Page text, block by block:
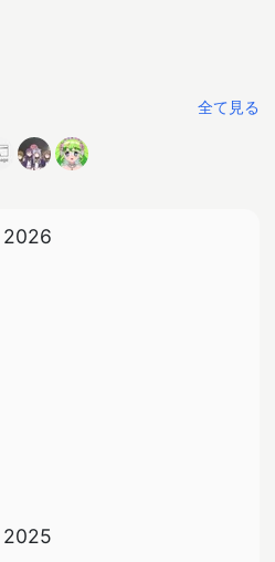
全て見る
2026
2025